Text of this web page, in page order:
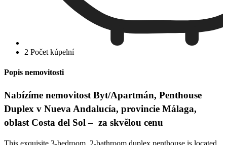
2 Počet kúpelní
Popis nemovitosti
Nabízíme nemovitost Byt/Apartmán, Penthouse
Duplex v Nueva Andalucía, provincie Málaga,
oblast Costa del Sol – za skvělou cenu
This exquisite 3-bedroom, 2-bathroom duplex penthouse is located